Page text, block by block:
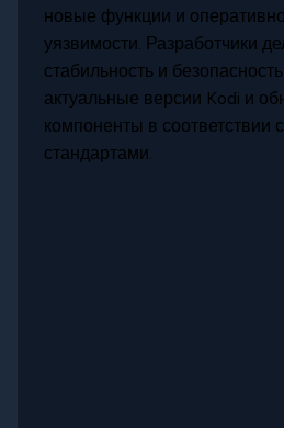
новые функции и
уязвимости. Разработчики
стабильность и
актуальные версии Kodi и
компоненты в соответствии
стандартами.